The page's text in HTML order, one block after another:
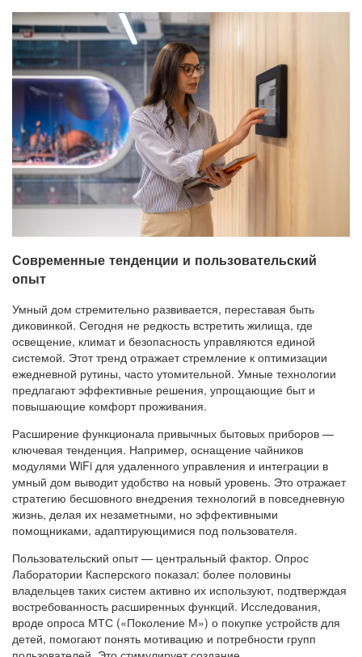
Современные тенденции и пользовательский
опыт
Умный дом стремительно развивается, переставая быть
диковинкой. Сегодня не редкость встретить жилища, где
освещение, климат и безопасность управляются единой
системой. Этот тренд отражает стремление к оптимизации
ежедневной рутины, часто утомительной. Умные технологии
предлагают эффективные решения, упрощающие быт и
повышающие комфорт проживания.
Расширение функционала привычных бытовых приборов —
ключевая тенденция. Например, оснащение чайников
модулями WiFi для удаленного управления и интеграции в
умный дом выводит удобство на новый уровень. Это отражает
стратегию бесшовного внедрения технологий в повседневную
жизнь, делая их незаметными, но эффективными
помощниками, адаптирующимися под пользователя.
Пользовательский опыт — центральный фактор. Опрос
Лаборатории Касперского показал: более половины
владельцев таких систем активно их используют, подтверждая
востребованность расширенных функций. Исследования,
вроде опроса МТС («Поколение М») о покупке устройств для
детей, помогают понять мотивацию и потребности групп